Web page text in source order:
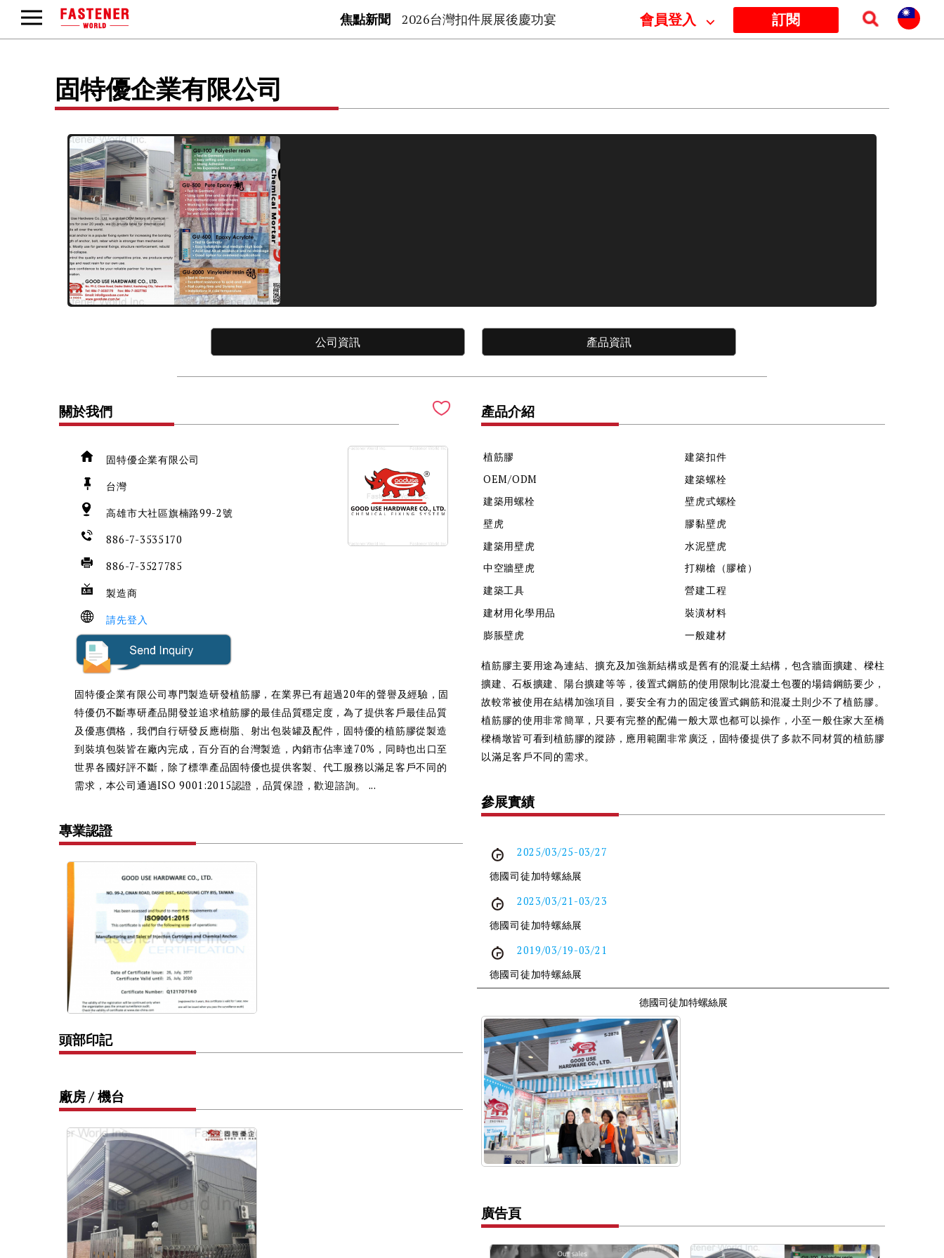
焦點新聞 2026台灣扣件展展後慶功宴 會員登入 ⌵ 訂閱
固特優企業有限公司
公司資訊 產品資訊
關於我們
固特優企業有限公司
台灣
高雄市大社區旗楠路99-2號
886-7-3535170
886-7-3527785
製造商
請先登入
固特優企業有限公司專門製造研發植筋膠，在業界已有超過20年的聲譽及經驗，固
特優仍不斷專研產品開發並追求植筋膠的最佳品質穩定度，為了提供客戶最佳品質
及優惠價格，我們自行研發反應樹脂、射出包裝罐及配件，固特優的植筋膠從製造
到裝填包裝皆在廠內完成，百分百的台灣製造，內銷市佔率達70%，同時也出口至
世界各國好評不斷，除了標準產品固特優也提供客製、代工服務以滿足客戶不同的
需求，本公司通過ISO 9001:2015認證，品質保證，歡迎諮詢。 ...
專業認證
頭部印記
廠房 / 機台
產品介紹
植筋膠
建築扣件
OEM/ODM
建築螺栓
建築用螺栓
壁虎式螺栓
壁虎
膠黏壁虎
建築用壁虎
水泥壁虎
中空牆壁虎
打糊槍（膠槍）
建築工具
營建工程
建材用化學用品
裝潢材料
膨脹壁虎
一般建材
植筋膠主要用途為連結、擴充及加強新結構或是舊有的混凝土結構，包含牆面擴建、樑柱
擴建、石板擴建、陽台擴建等等，後置式鋼筋的使用限制比混凝土包覆的場鑄鋼筋要少，
故較常被使用在結構加強項目，要安全有力的固定後置式鋼筋和混凝土則少不了植筋膠。
植筋膠的使用非常簡單，只要有完整的配備一般大眾也都可以操作，小至一般住家大至橋
樑橋墩皆可看到植筋膠的蹤跡，應用範圍非常廣泛，固特優提供了多款不同材質的植筋膠
以滿足客戶不同的需求。
參展實績
2025/03/25-03/27
德國司徒加特螺絲展
2023/03/21-03/23
德國司徒加特螺絲展
2019/03/19-03/21
德國司徒加特螺絲展
德國司徒加特螺絲展
廣告頁